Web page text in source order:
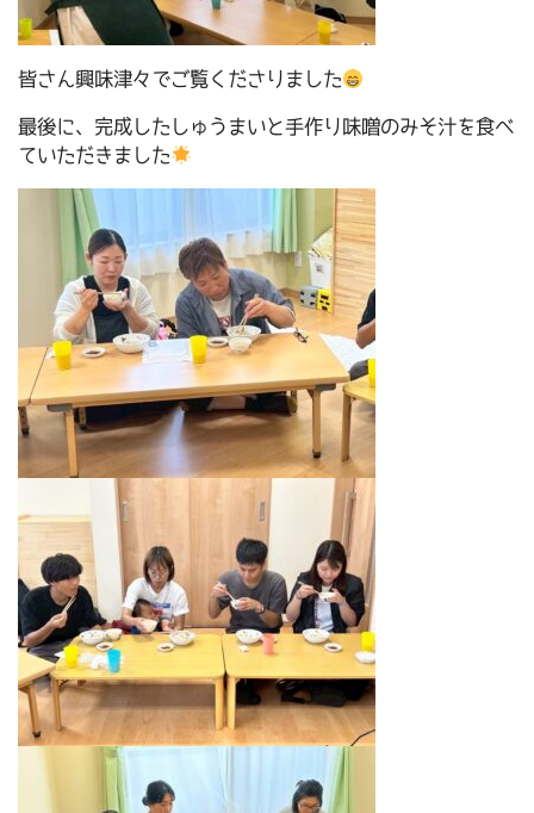
皆さん興味津々でご覧くださりました
最後に、完成したしゅうまいと手作り味噌のみそ汁を食べ
ていただきました